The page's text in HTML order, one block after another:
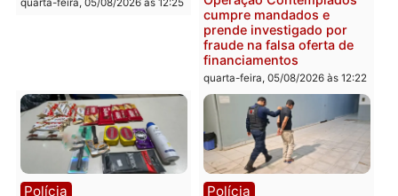
foragido baleado e grande
apreensão de drogas
quarta-feira, 05/08/2026 às 12:42
Política
Flávio Bolsonaro escolhe
Alfredo Gaspar para vice
em chapa pura do PL
quarta-feira, 05/08/2026 às